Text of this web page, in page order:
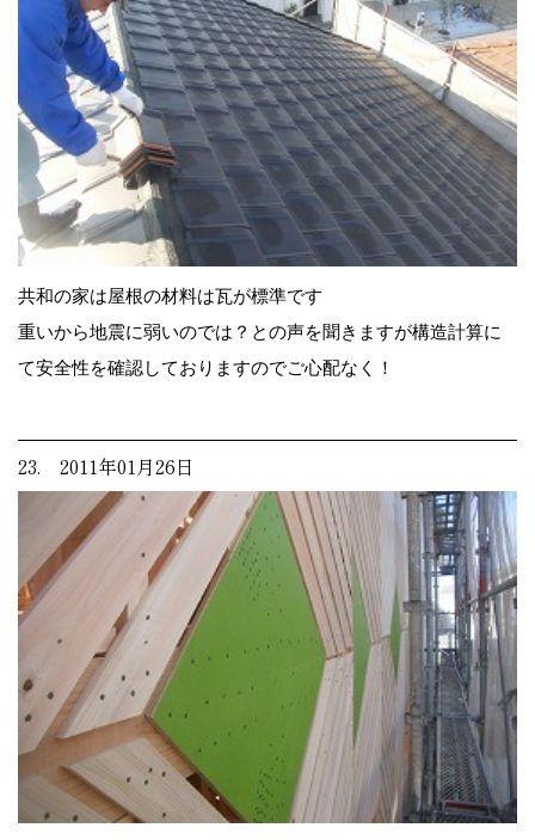
共和の家は屋根の材料は瓦が標準です
重いから地震に弱いのでは？との声を聞きますが構造計算に
て安全性を確認しておりますのでご心配なく！
23. 2011年01月26日